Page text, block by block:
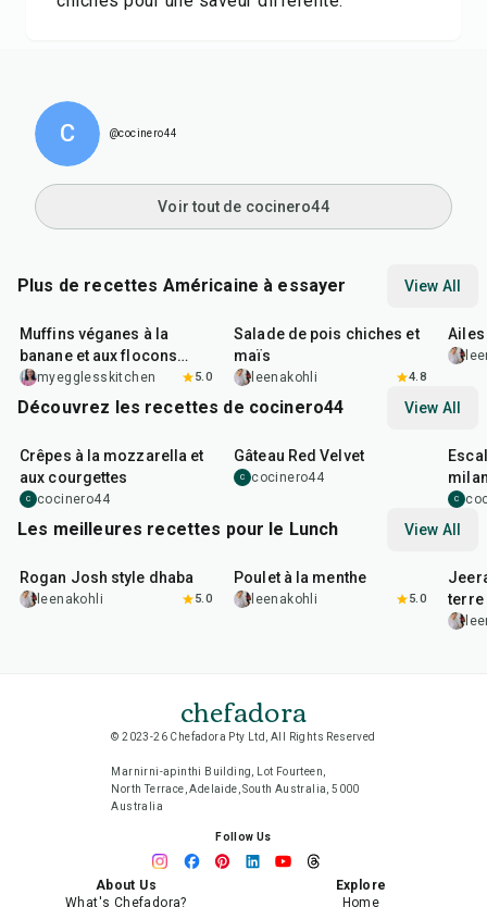
C @cocinero44
Voir tout de cocinero44
Plus de recettes Américaine à essayer View All
Muffins véganes à la
banane et aux flocons
d'avoine
myegglesskitchen 5.0
Salade de pois chiches et
maïs
leenakohli 4.8
Ailes
Découvrez les recettes de cocinero44 View All
Crêpes à la mozzarella et
aux courgettes
C cocinero44
Gâteau Red Velvet
C cocinero44
C
Les meilleures recettes pour le Lunch View All
Rogan Josh style dhaba
leenakohli 5.0
Poulet à la menthe
leenakohli 5.0
terre
chefadora
© 2023-26 Chefadora Pty Ltd, All Rights Reserved
Marnirni-apinthi Building, Lot Fourteen,
North Terrace, Adelaide, South Australia, 5000
Australia
Follow Us
About Us
What's Chefadora?
Explore
Home